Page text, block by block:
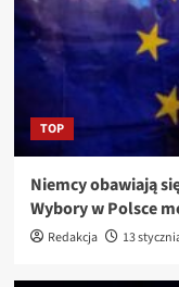
TOP
Niemcy obawiają
Wybory w Polsce
Redakcja 13